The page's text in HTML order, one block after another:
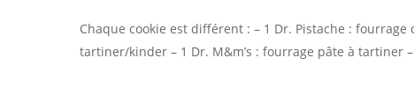
Chaque cookie est différent : – 1 Dr. Pistache :
tartiner/kinder – 1 Dr. M&m’s : fourrage pâte à tartiner